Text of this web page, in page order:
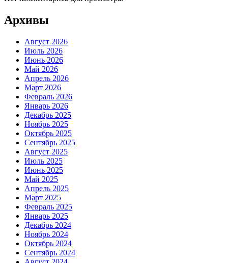
Архивы
Август 2026
Июль 2026
Июнь 2026
Май 2026
Апрель 2026
Март 2026
Февраль 2026
Январь 2026
Декабрь 2025
Ноябрь 2025
Октябрь 2025
Сентябрь 2025
Август 2025
Июль 2025
Июнь 2025
Май 2025
Апрель 2025
Март 2025
Февраль 2025
Январь 2025
Декабрь 2024
Ноябрь 2024
Октябрь 2024
Сентябрь 2024